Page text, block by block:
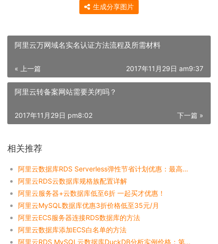
生成分享图片
阿里云万网域名实名认证方法流程及所需材料
« 上一篇 2017年11月29日 am9:37
阿里云转备案网站需要关闭吗？
下一篇 »
2017年11月29日 pm8:02
相关推荐
阿里云数据库RDS Serverless弹性节省计划优惠：最高降幅70%费用成本
阿里云RDS云数据库规格族配置详解
阿里云服务器+云数据库低至6折 一起买才优惠！
阿里云MySQL数据库优惠3折价格低至35元/月
阿里云ECS服务器连接RDS数据库的方法
阿里云数据库添加ECS白名单的方法
阿里云RDS MySQL云数据库DuckDB分析实例价格：第一个月免费使用